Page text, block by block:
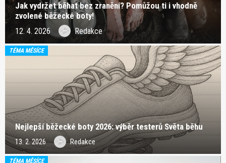
Jak vydržet běhat bez zranění? Pomůžou ti i vhodně
zvolené běžecké boty!
12. 4. 2026 Redakce
TÉMA MĚSÍCE
Nejlepší běžecké boty 2026: výběr testerů Světa běhu
13. 2. 2026 Redakce
TÉMA MĚSÍCE